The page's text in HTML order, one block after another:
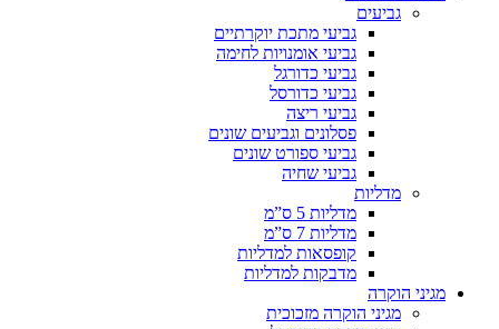
גביעים
גביעי מתכת יוקרתיים
גביעי אומנויות לחימה
גביעי כדורגל
גביעי כדורסל
גביעי ריצה
פסלונים וגביעים שונים
גביעי ספורט שונים
גביעי שחיה
מדליות
מדליות 5 ס”מ
מדליות 7 ס”מ
קופסאות למדליות
מדבקות למדליות
מגיני הוקרה
מגיני הוקרה מזכוכית